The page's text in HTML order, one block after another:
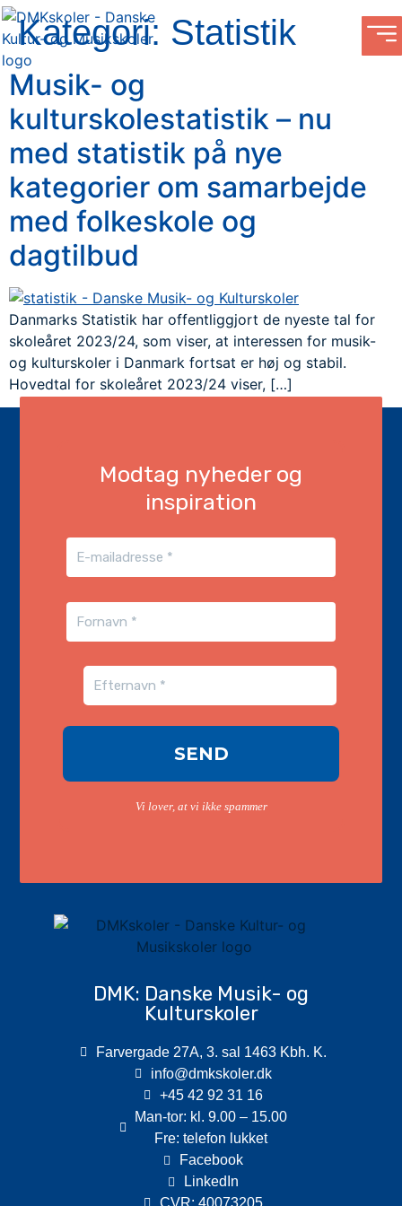
Kategori: Statistik
Musik- og
kulturskolestatistik – nu
med statistik på nye
kategorier om samarbejde
med folkeskole og
dagtilbud
Danmarks Statistik har offentliggjort de nyeste tal for
skoleåret 2023/24, som viser, at interessen for musik-
og kulturskoler i Danmark fortsat er høj og stabil.
Hovedtal for skoleåret 2023/24 viser, […]
DMK: Danske Musik- og
Kulturskoler
Farvergade 27A, 3. sal 1463 Kbh. K.
info@dmkskoler.dk
+45 42 92 31 16
Man-tor: kl. 9.00 – 15.00
Fre: telefon lukket
Facebook
LinkedIn
CVR: 40073205
Modtag nyheder og
inspiration
Vi lover, at vi ikke spammer